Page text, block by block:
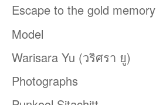
Escape to the gold memory
Model
Warisara Yu (วริศรา ยู)
Photographs